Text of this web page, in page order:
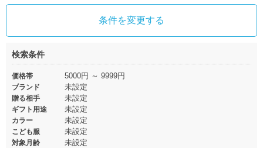
条件を変更する
検索条件
価格帯 5000円 ～ 9999円
ブランド 未設定
贈る相手 未設定
ギフト用途 未設定
カラー 未設定
こども服 未設定
対象月齢 未設定